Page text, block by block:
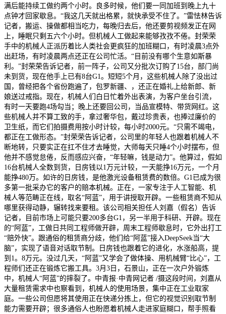
满后能持续工做约两个小时。良多时候，他们要一同加班到晚上九十
点钟才回家歇息。“我这几天就出格累，就快承受不住了。”雷怯林告诉
记者，搬运、操做都相当吃力，每晚归去后，他还要剪视频发正在网
上，睡眠只剩五六个小时。但机械人工做起来能够孜孜不倦。封荣荣
手中的机械人正派历着比人类社会更疯狂的加班糊口，有时凌晨3点外
出赶场，有时凌晨两点还正在公司忙活。“目前没有哪个生意如斯暴
利。”封荣荣告诉记者，前一阵子，公司又分批次订购了15台，部门尚
未到货，现在他手上已有8台G1。短短5个月，这些机械人除了没出过
国，曾经把各个省份跑遍了，包罗新疆、，还正在婚礼上给新郎、新
娘送过戒指。现在，机械人们白日忙着外出表演，为客户坐台引流，
有时一天要跑4场勾当；晚上还要回公司，当品宣模特、带货网红。这
些机械人并不算工致的手，拿过奢华包，戴过珍贵表，也捧过廉价的
卫生纸，而它们拍摄费用按小时计较，每小时2000元。“只需不竭电，
都正在工做形态。”封荣荣告诉记者，公司里的年轻人也跟着机械人不
断地转，只要实正在扛不住才去睡觉，大师每天只睡4个小时摆布，但
他并不感觉怠倦，反而感应兴奋，“年轻嘛，钱是动力”。他算过，假如
16台机械人全数到货，日房钱以1万元计较，一天能挣16万元，一个月
能挣480万。如许的日房钱，是他激光设备租赁费的数倍。G1已成为很
多第一批采办它的客户的赔本机械。正在，一家专注于人工智能、机
械人等范畴正在线，取名“阿蓝”，用于讲授取开辟。一些租赁商不知从
哪里获得动静，辗转找来要租。该公司相关担任人刘嘉（假名）告诉
记者，目前市场上可能只要200多台G1，另一半用于科研、开辟。现在
的“阿蓝”，工做日共同工程师做开辟，周末工程师歇息时，它外出打工
“赔外快”。跟通俗的租赁商分歧，他们给“阿蓝”接入DeepSeek当“大
脑”，实现了语音对话取节制。日房钱也跟着它的进化，水涨船高，提
到1。8万元。没过几天，“阿蓝”又学会了做体操、用机械臂“比心”，工
程师们还正在锻炼它搬工具。3月3日，石景山，正在一次户外锻炼
中，机械人“阿蓝”的摔裂了。中青报·中青网记者 /摄这段时间，刘嘉从
大量租赁需求中也察看到，机械人的使用场景，集中正在工业取家
庭。一些公司但愿将其使用正在快递分拣上，但它的视觉识别取节制
能力需要开辟；很多通俗人也盼愿着机械人走进家庭糊口，帮手照看